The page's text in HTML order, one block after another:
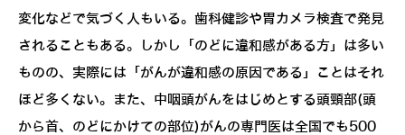
変化などで気づく人もいる。歯科健診や胃カメラ検査で発見
されることもある。しかし「のどに違和感がある方」は多い
ものの、実際には「がんが違和感の原因である」ことはそれ
ほど多くない。また、中咽頭がんをはじめとする頭頸部(頭
から首、のどにかけての部位)がんの専門医は全国でも500